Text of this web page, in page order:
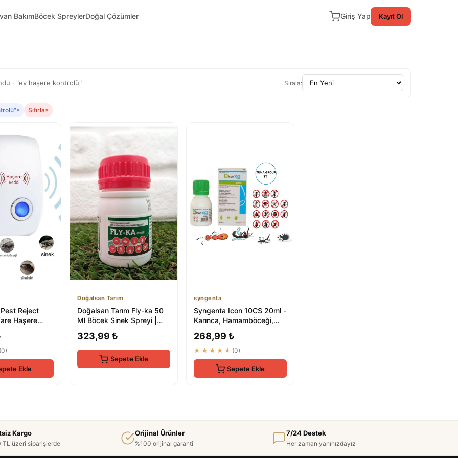
BakımBöcek SpreylerDoğal Çözümler Giriş Yap Kayıt Ol
· "ev haşere kontrolü" Sırala:
× Sıfırla×
Reject
Haşere
(0)
Ekle
Doğalsan Tarım
Doğalsan Tarım Fly-ka 50
Ml Böcek Sinek Spreyi |
Kontrolü
323,99 ₺
Sepete Ekle
syngenta
Syngenta Icon 10CS 20ml -
Karınca, Hamamböceği,
Kene...
268,99 ₺
★★★★★ (0)
Sepete Ekle
Kargo
TL üzeri siparişlerde
Orijinal Ürünler
%100 orijinal garanti
7/24 Destek
Her zaman yanınızdayız